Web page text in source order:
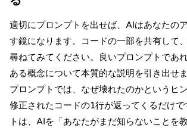
適切にプロンプトを出せば、AIはあなたの
す鏡になります。コードの一部を共有して、
尋ねてみてください。良いプロンプトであ
ある概念について本質的な説明を引き出せ
プロンプトでは、なぜ壊れたのかというヒ
修正されたコードの1行が返ってくるだけ
トは、AIを「あなたがまだ知らないことを